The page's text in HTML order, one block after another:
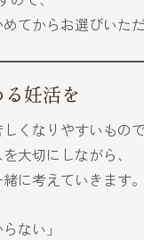
てからお選びいただ
妊活を
くなりやすいもので
大切にしながら、
に考えていきます。
ない」